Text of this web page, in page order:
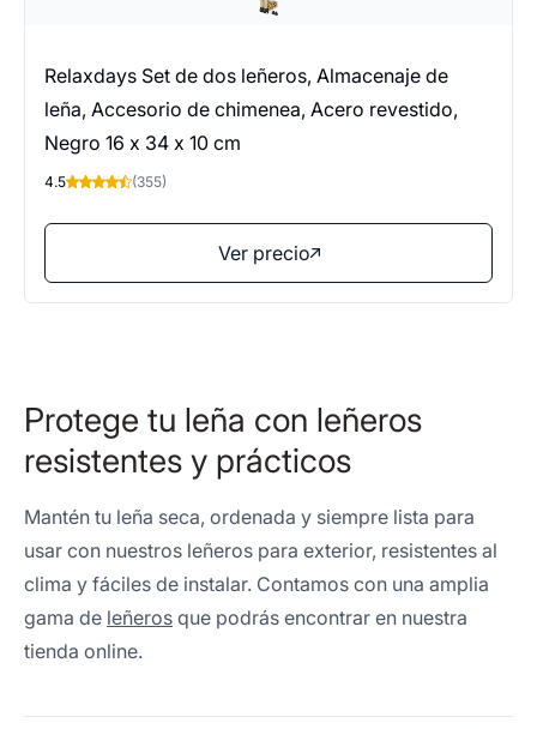
Relaxdays Set de dos leñeros, Almacenaje de
leña, Accesorio de chimenea, Acero revestido,
Negro 16 x 34 x 10 cm
4.5 (355)
Ver precio
Protege tu leña con leñeros
resistentes y prácticos
Mantén tu leña seca, ordenada y siempre lista para
usar con nuestros leñeros para exterior, resistentes al
clima y fáciles de instalar. Contamos con una amplia
gama de leñeros que podrás encontrar en nuestra
tienda online.